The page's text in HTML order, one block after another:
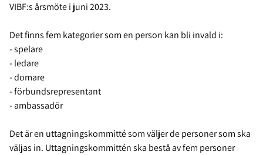
VIBF:s årsmöte i juni 2023.
Det finns fem kategorier som en person kan bli invald i:
- spelare
- ledare
- domare
- förbundsrepresentant
- ambassadör
Det är en uttagningskommitté som väljer de personer som ska
väljas in. Uttagningskommittén ska bestå av fem personer